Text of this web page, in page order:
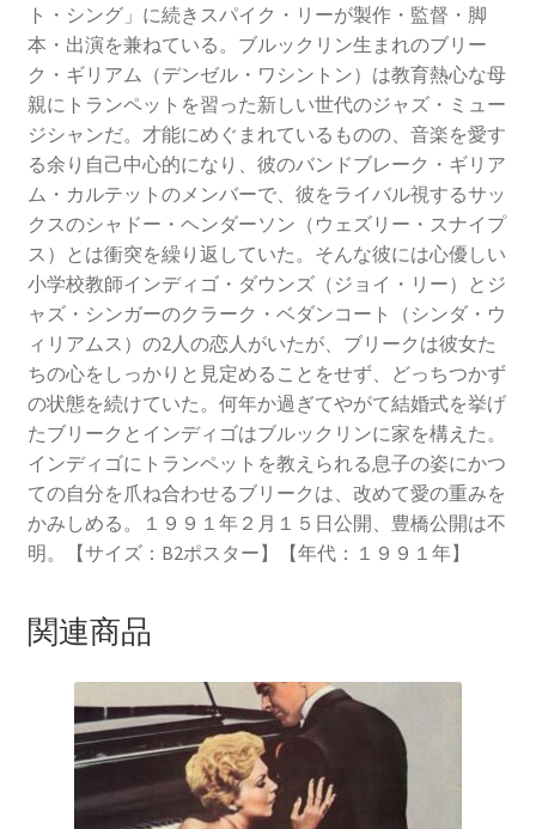
ト・シング」に続きスパイク・リーが製作・監督・脚
本・出演を兼ねている。ブルックリン生まれのブリー
ク・ギリアム（デンゼル・ワシントン）は教育熱心な母
親にトランペットを習った新しい世代のジャズ・ミュー
ジシャンだ。才能にめぐまれているものの、音楽を愛す
る余り自己中心的になり、彼のバンドブレーク・ギリア
ム・カルテットのメンバーで、彼をライバル視するサッ
クスのシャドー・ヘンダーソン（ウェズリー・スナイプ
ス）とは衝突を繰り返していた。そんな彼には心優しい
小学校教師インディゴ・ダウンズ（ジョイ・リー）とジ
ャズ・シンガーのクラーク・ベダンコート（シンダ・ウ
ィリアムス）の2人の恋人がいたが、ブリークは彼女た
ちの心をしっかりと見定めることをせず、どっちつかず
の状態を続けていた。何年か過ぎてやがて結婚式を挙げ
たブリークとインディゴはブルックリンに家を構えた。
インディゴにトランペットを教えられる息子の姿にかつ
ての自分を爪ね合わせるブリークは、改めて愛の重みを
かみしめる。１９９１年２月１５日公開、豊橋公開は不
明。【サイズ：B2ポスター】【年代：１９９１年】
関連商品